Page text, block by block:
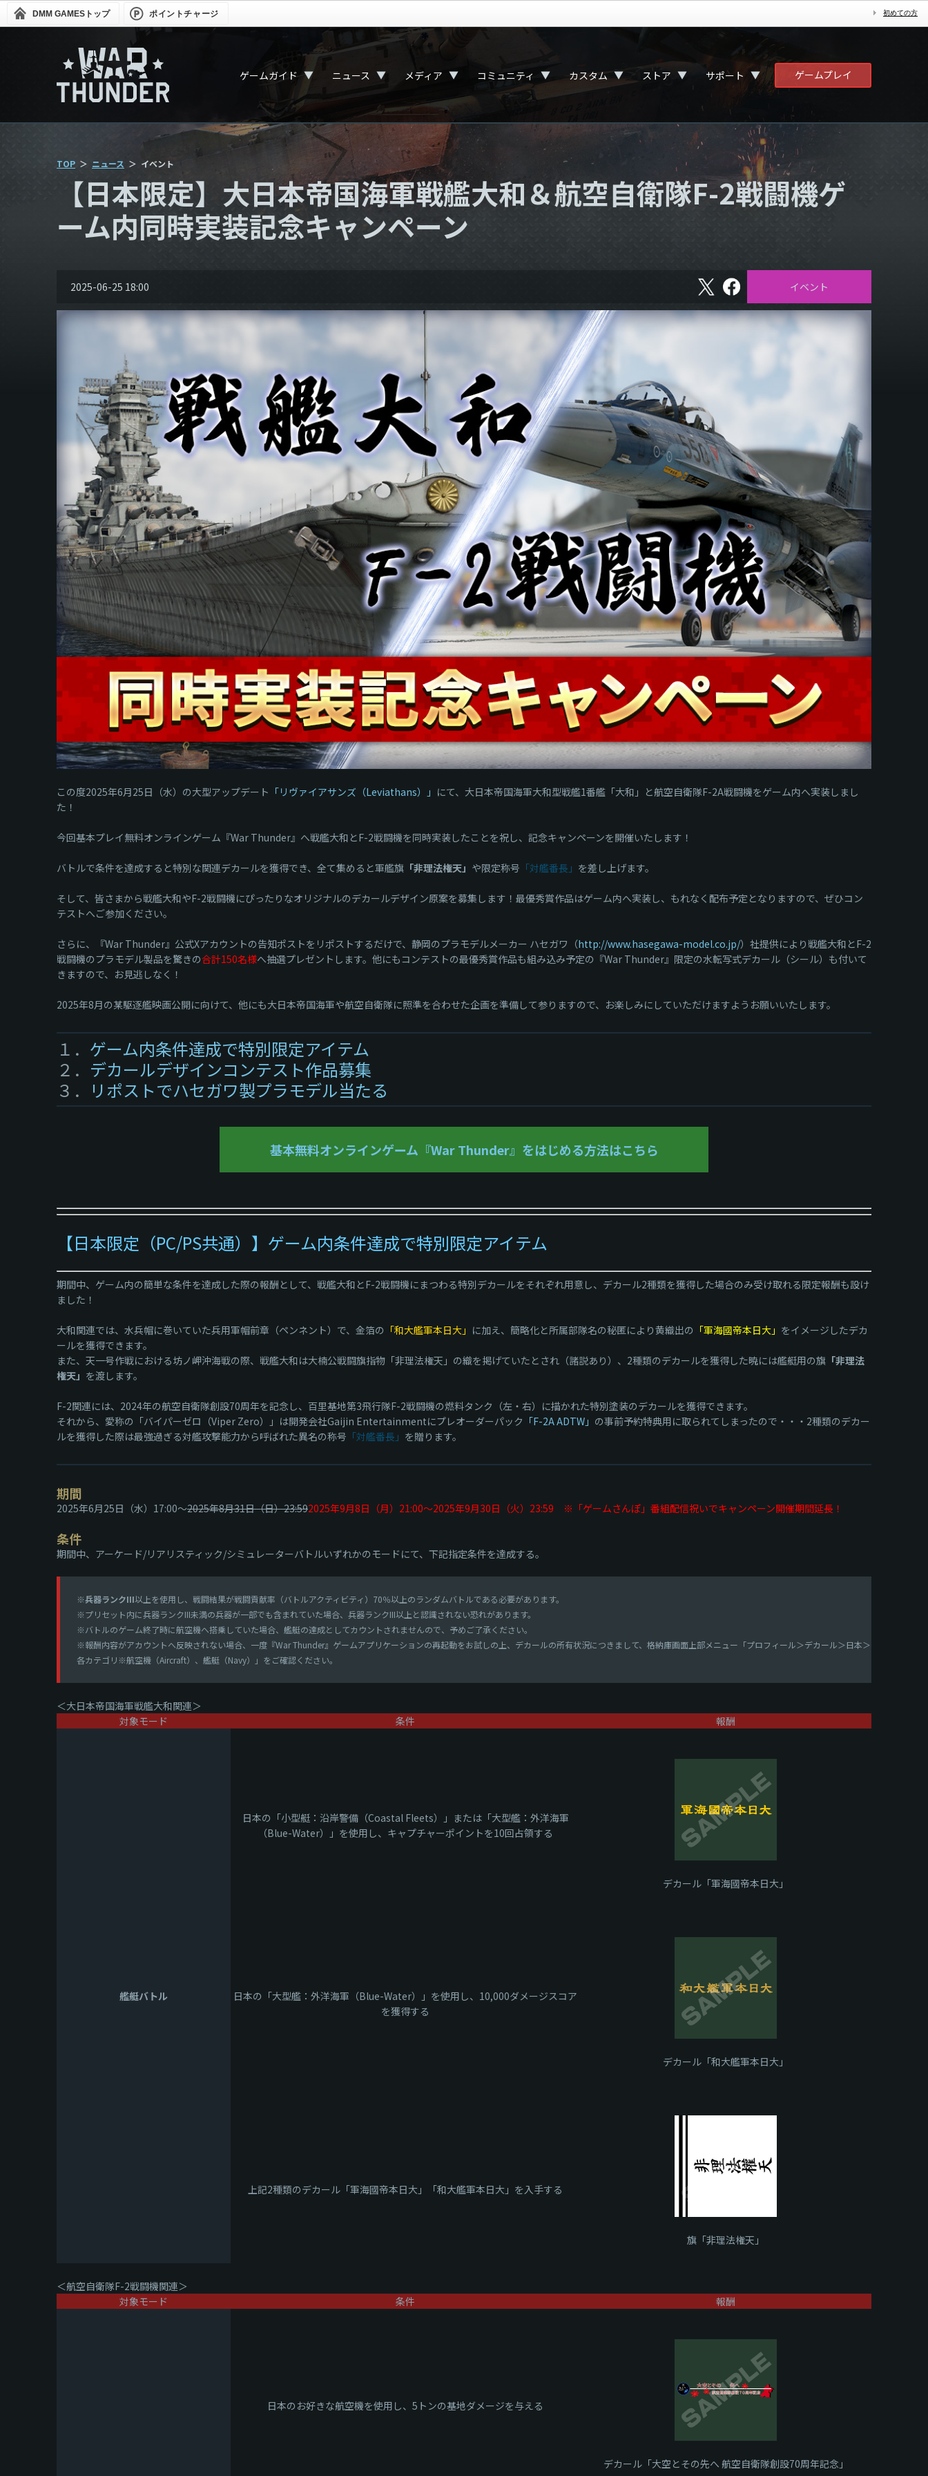
DMM GAMES トップ ポイントチャージ 初めての方
ゲームガイド ▼ ニュース ▼ メディア ▼ コミュニティ ▼ カスタム ▼ ストア ▼ サポート ▼ ゲームプレイ
TOP ニュース イベント
【日本限定】大日本帝国海軍戦艦大和＆航空自衛隊F-2戦闘機ゲ
ーム内同時実装記念キャンペーン
2025-06-25 18:00 X フ
ェ
ス
イベント
この度2025年6月25日（水）の大型アップデート 「リヴァイアサンズ（Leviathans）」 にて、大日本帝国海軍大和型戦艦1番艦「大和」と航空自衛隊F-2A戦闘機をゲーム内へ実装しまし
た！
今回基本プレイ無料オンラインゲーム『War Thunder』へ戦艦大和とF-2戦闘機を同時実装したことを祝し、記念キャンペーンを開催いたします！
バトルで条件を達成すると特別な関連デカールを獲得でき、全て集めると軍艦旗 「非理法権天」 や限定称号 「対艦番長」 を差し上げます。
そして、皆さまから戦艦大和やF-2戦闘機にぴったりなオリジナルのデカールデザイン原案を募集します！最優秀賞作品はゲーム内へ実装し、もれなく配布予定となりますので、ぜひコン
テストへご参加ください。
さらに、『War Thunder』公式Xアカウントの告知ポストをリポストするだけで、静岡のプラモデルメーカー ハセガワ（http://www.hasegawa-model.co.jp/）社提供により戦艦大和とF-2
戦闘機のプラモデル製品を驚きの合計150名様へ抽選プレゼントします。他にもコンテストの最優秀賞作品も組み込み予定の『War Thunder』限定の水転写式デカール（シール）も付いて
きますので、お見逃しなく！
2025年8月の某駆逐艦映画公開に向けて、他にも大日本帝国海軍や航空自衛隊に照準を合わせた企画を準備して参りますので、お楽しみにしていただけますようお願いいたします。
１． ゲーム内条件達成で特別限定アイテム
２． デカールデザインコンテスト作品募集
３． リポストでハセガワ製プラモデル当たる
基本無料オンラインゲーム『War Thunder』をはじめる方法はこちら
【日本限定（PC/PS共通）】ゲーム内条件達成で特別限定アイテム
期間中、ゲーム内の簡単な条件を達成した際の報酬として、戦艦大和とF-2戦闘機にまつわる特別デカールをそれぞれ用意し、デカール2種類を獲得した場合のみ受け取れる限定報酬も設け
ました！
大和関連では、水兵帽に巻いていた兵用軍帽前章（ペンネント）で、金箔の 「和大艦軍本日大」 に加え、簡略化と所属部隊名の秘匿により黄織出の 「軍海國帝本日大」 をイメージしたデカ
ールを獲得できます。
また、天一号作戦における坊ノ岬沖海戦の際、戦艦大和は大楠公戦闘旗指物「非理法権天」の織を掲げていたとされ（諸説あり）、2種類のデカールを獲得した暁には艦艇用の旗 「非理法
権天」 を渡します。
F-2関連には、2024年の航空自衛隊創設70周年を記念し、百里基地第3飛行隊F-2戦闘機の燃料タンク（左・右）に描かれた特別塗装のデカールを獲得できます。
それから、愛称の「バイパーゼロ（Viper Zero）」は開発会社Gaijin Entertainmentにプレオーダーパック 「F-2A ADTW」 の事前予約特典用に取られてしまったので・・・2種類のデカー
ルを獲得した際は最強過ぎる対艦攻撃能力から呼ばれた異名の称号 「対艦番長」 を贈ります。
期間
2025年6月25日（水）17:00～2025年8月31日（日）23:592025年9月8日（月）21:00～2025年9月30日（火）23:59 ※「ゲームさんぽ」番組配信祝いでキャンペーン開催期間延長！
条件
期間中、アーケード/リアリスティック/シミュレーターバトルいずれかのモードにて、下記指定条件を達成する。
※兵器ランクIII以上を使用し、戦闘結果が戦闘貢献率（バトルアクティビティ）70％以上のランダムバトルである必要があります。
※プリセット内に兵器ランクIII未満の兵器が一部でも含まれていた場合、兵器ランクIII以上と認識されない恐れがあります。
※バトルのゲーム終了時に航空機へ搭乗していた場合、艦艇の達成としてカウントされませんので、予めご了承ください。
※報酬内容がアカウントへ反映されない場合、一度『War Thunder』ゲームアプリケーションの再起動をお試しの上、デカールの所有状況につきまして、格納庫画面上部メニュー「プロフィール＞デカール＞日本＞
各カテゴリ※航空機（Aircraft）、艦艇（Navy）」をご確認ください。
＜大日本帝国海軍戦艦大和関連＞
対象モード
条件 報酬
艦艇バトル
日本の「小型艇：沿岸警備（Coastal Fleets）」または「大型艦：外洋海軍
（Blue-Water）」を使用し、キャプチャーポイントを10回占領する
デカール「軍海國帝本日大」
日本の「大型艦：外洋海軍（Blue-Water）」を使用し、10,000ダメージスコア
を獲得する
デカール「和大艦軍本日大」
上記2種類のデカール「軍海國帝本日大」「和大艦軍本日大」を入手する
旗「非理法権天」
＜航空自衛隊F-2戦闘機関連＞
対象モード
条件 報酬
日本のお好きな航空機を使用し、5トンの基地ダメージを与える
デカール「大空とその先へ 航空自衛隊創設70周年記念」